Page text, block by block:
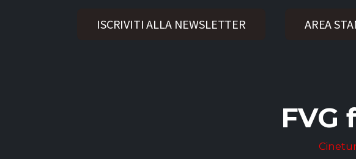
ISCRIVITI ALLA NEWSLETTER AREA
FVG